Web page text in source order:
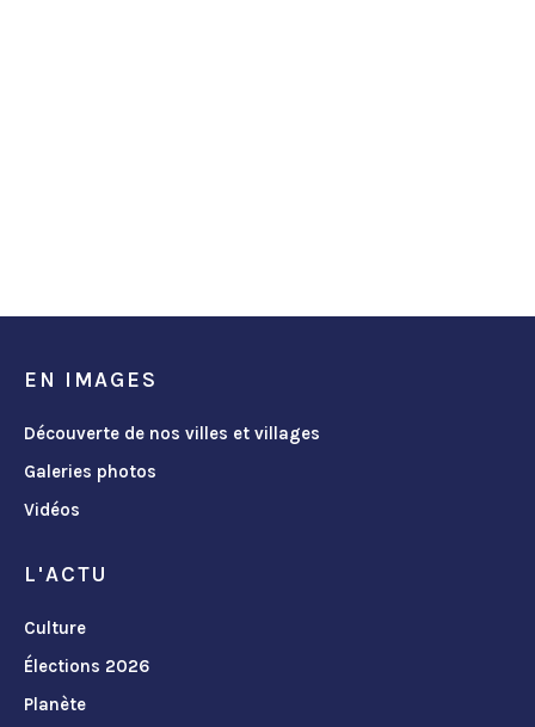
EN IMAGES
Découverte de nos villes et villages
Galeries photos
Vidéos
L'ACTU
Culture
Élections 2026
Planète